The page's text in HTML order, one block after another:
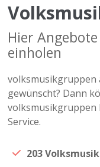
Hier
einholen
volksmusikgruppen
gewünscht? Dann
volksmusikgruppen
Service.
203